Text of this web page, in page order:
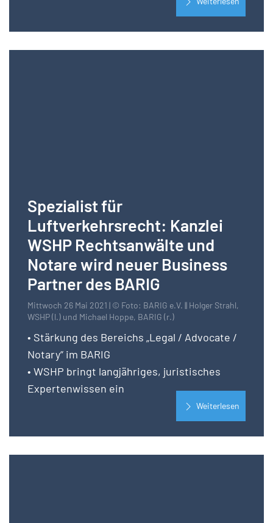
Spezialist für
Luftverkehrsrecht: Kanzlei
WSHP Rechtsanwälte und
Notare wird neuer Business
Partner des BARIG
Mittwoch 26 Mai 2021 | © Foto: BARIG e.V. || Holger Strahl,
WSHP (l.) und Michael Hoppe, BARIG (r.)
• Stärkung des Bereichs „Legal / Advocate /
Notary“ im BARIG
• WSHP bringt langjähriges, juristisches
Expertenwissen ein
Weiterlesen